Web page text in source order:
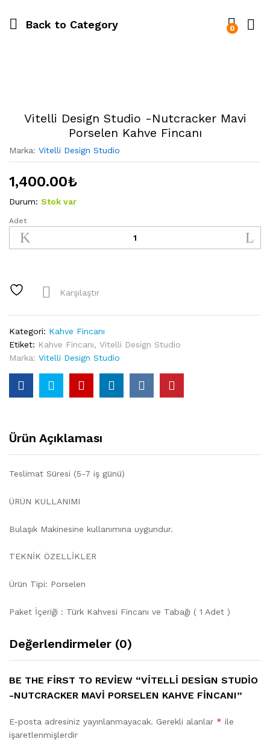
Back to Category 0
Vitelli Design Studio -Nutcracker Mavi
Porselen Kahve Fincanı
Marka: Vitelli Design Studio
1,400.00₺
Durum: Stok var
Vitelli
Design
Studio
Mavi
Kahve
Fincanı
quantity
Adet
Karşılaştır
Kategori: Kahve Fincanı
Etiket: Kahve Fincanı, Vitelli Design Studio
Marka: Vitelli Design Studio
Ürün Açıklaması
Teslimat Süresi (5-7 iş günü)
ÜRÜN KULLANIMI
Bulaşık Makinesine kullanımına uygundur.
TEKNİK ÖZELLİKLER
Ürün Tipi: Porselen
Paket İçeriği : Türk Kahvesi Fincanı ve Tabağı ( 1 Adet )
Değerlendirmeler (0)
BE THE FIRST TO REVIEW “VITELLI DESIGN STUDIO
-NUTCRACKER MAVI PORSELEN KAHVE FINCANI”
E-posta adresiniz yayınlanmayacak. Gerekli alanlar * ile
işaretlenmişlerdir